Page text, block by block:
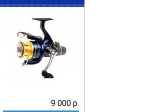
9 000 р.